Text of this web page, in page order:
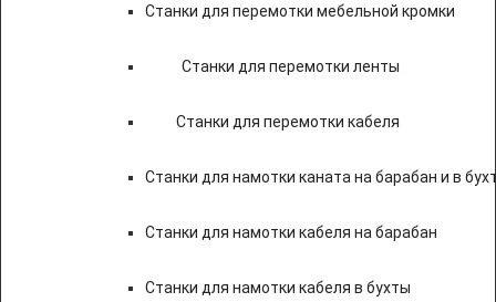
Станки для перемотки мебельной кромки
Станки для перемотки ленты
Станки для перемотки кабеля
Станки для намотки каната на барабан и в
Станки для намотки кабеля на барабан
Станки для намотки кабеля в бухты